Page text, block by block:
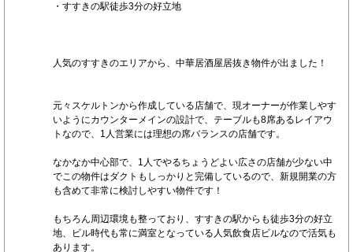
・すすきの駅徒歩3分の好立地
人気のすすきのエリアから、中華居酒屋居抜き物件が出ました！
元々スケルトンから作成している店舗で、現オーナーが作業しやす
いようにカウンターメインの設計で、テーブルも8席あるレイアウ
トなので、1人営業には理想の席バランスの店舗です。
なかなか中心部で、1人でやるちょうどよい広さの店舗が少ない中
でこの物件はダクトもしっかりと完備しているので、新規開業の方
も含めて非常に検討しやすい物件です！
もちろん周辺環境も整っており、すすきの駅からも徒歩3分の好立
地、ビル時代も常に満室となっている人気飲食店ビルなので活気も
あります。